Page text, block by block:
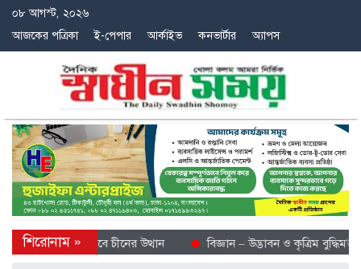
০৮ আগস্ট, ২০২৬
আজকের পত্রিকা
ই-পেপার আর্কাইভ কনভার্টার অ্যাপস
শীতল গন্তব্য হিসেবে চীনের উত্থান বিজ্ঞান – উদ্ভাবন ও কৃত্রিম বুদ্ধিমত্তায়